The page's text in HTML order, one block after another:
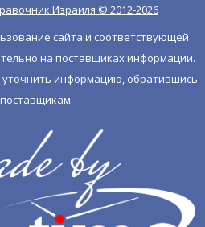
Израиля © 2012-2026
сайта и соответствующей
на поставщиках информации.
информацию, обратившись